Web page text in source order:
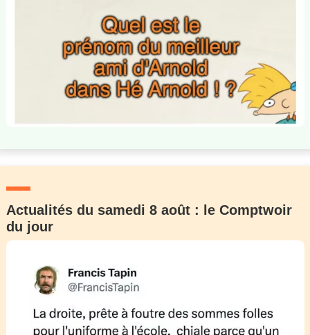
Actualités du samedi 8 août : le Comptwoir
du jour